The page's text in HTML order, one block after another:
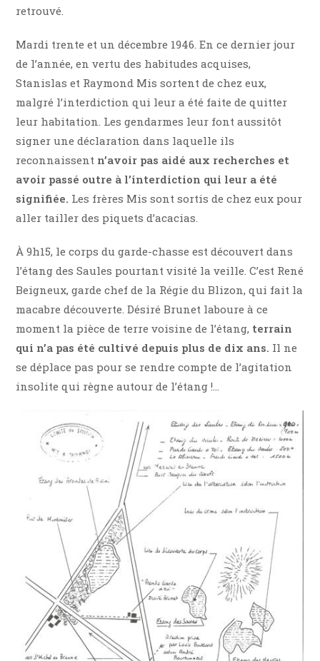
retrouvé.
Mardi trente et un décembre 1946. En ce dernier jour
de l’année, en vertu des habitudes acquises,
Stanislas et Raymond Mis sortent de chez eux,
malgré l’interdiction qui leur a été faite de quitter
leur habitation. Les gendarmes leur font aussitôt
signer une déclaration dans laquelle ils
reconnaissent n’avoir pas aidé aux recherches et
avoir passé outre à l’interdiction qui leur a été
signifiée. Les frères Mis sont sortis de chez eux pour
aller tailler des piquets d’acacias.
À 9h15, le corps du garde-chasse est découvert dans
l’étang des Saules pourtant visité la veille. C’est René
Beigneux, garde chef de la Régie du Blizon, qui fait la
macabre découverte. Désiré Brunet laboure à ce
moment la pièce de terre voisine de l’étang, terrain
qui n’a pas été cultivé depuis plus de dix ans. Il ne
se déplace pas pour se rendre compte de l’agitation
insolite qui règne autour de l’étang !…